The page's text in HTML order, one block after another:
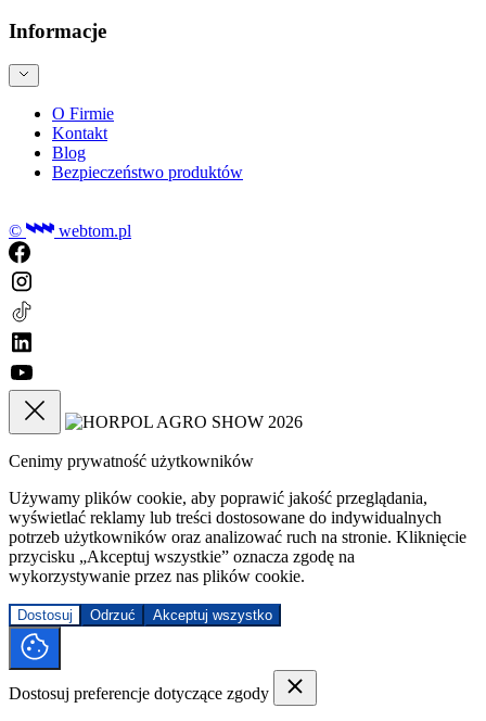
Informacje
O Firmie
Kontakt
Blog
Bezpieczeństwo produktów
© webtom.pl
Cenimy prywatność użytkowników
Używamy plików cookie, aby poprawić jakość przeglądania,
wyświetlać reklamy lub treści dostosowane do indywidualnych
potrzeb użytkowników oraz analizować ruch na stronie. Kliknięcie
przycisku „Akceptuj wszystkie” oznacza zgodę na
wykorzystywanie przez nas plików cookie.
Dostosuj Odrzuć Akceptuj wszystko
Dostosuj preferencje dotyczące zgody